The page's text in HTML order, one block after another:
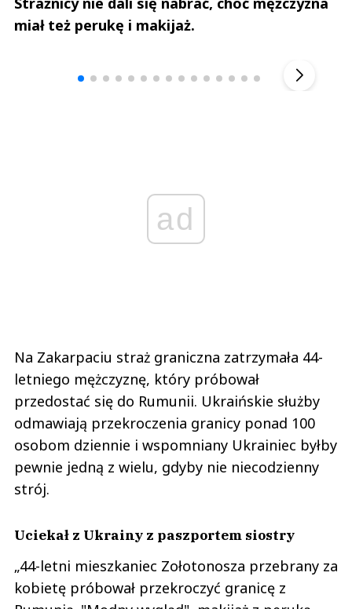
miał też perukę i makijaż.
ad
Na Zakarpaciu straż graniczna zatrzymała 44-
letniego mężczyznę, który próbował
przedostać się do Rumunii. Ukraińskie służby
odmawiają przekroczenia granicy ponad 100
osobom dziennie i wspomniany Ukrainiec byłby
pewnie jedną z wielu, gdyby nie niecodzienny
strój.
Uciekał z Ukrainy z paszportem siostry
„44-letni mieszkaniec Zołotonosza przebrany za
kobietę próbował przekroczyć granicę z